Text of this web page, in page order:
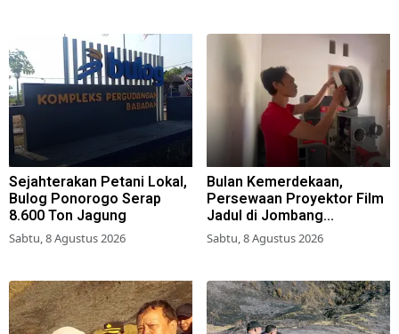
Sejahterakan Petani Lokal,
Bulog Ponorogo Serap
8.600 Ton Jagung
Sabtu, 8 Agustus 2026
Bulan Kemerdekaan,
Persewaan Proyektor Film
Jadul di Jombang
Meningkat
Sabtu, 8 Agustus 2026